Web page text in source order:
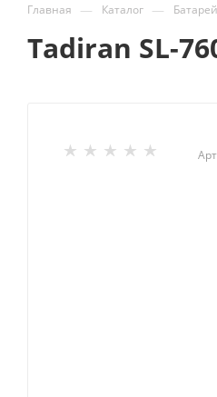
Главная — Каталог —
Tadiran SL-